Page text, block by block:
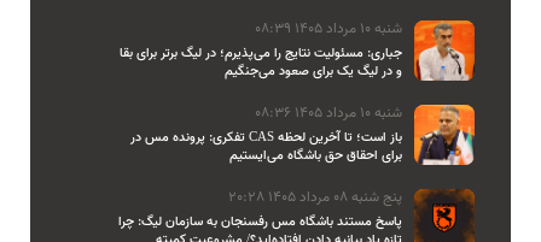
شنبه 10 مرداد 1405 08:39
جباری: مسئولیت نتایج را می‌پذیرم؛ در لیگ برتر برای بقا
و در لیگ یک برای صعود می‌جنگیم
شنبه 10 مرداد 1405 08:36
تفکری: پرونده مس در CAS باز است؛ تا آخرین لحظه
برای احقاق حق باشگاه می‌ایستیم
پنج شنبه 08 مرداد 1405 20:28
پاسخ مستند باشگاه مس رفسنجان به سازمان لیگ: چرا